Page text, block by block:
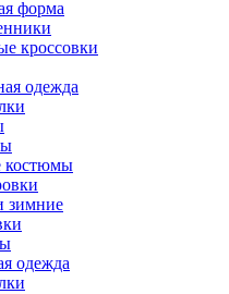
форма
кроссовки
одежда
костюмы
зимние
одежда